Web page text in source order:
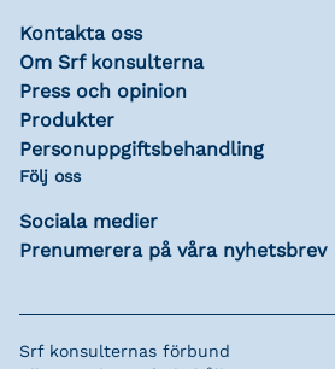
Kontakta oss
Om Srf konsulterna
Press och opinion
Produkter
Personuppgiftsbehandling
Följ oss
Sociala medier
Prenumerera på våra nyhetsbrev
Srf konsulternas förbund